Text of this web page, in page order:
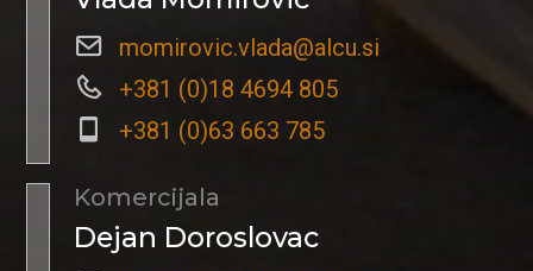
momirovic.vlada@alcu.si
+381 (0)18 4694 805
+381 (0)63 663 785
Komercijala
Dejan Doroslovac